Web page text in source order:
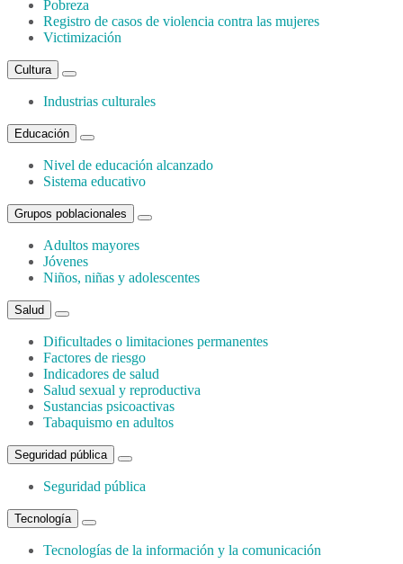
Pobreza
Registro de casos de violencia contra las mujeres
Victimización
Cultura
Industrias culturales
Educación
Nivel de educación alcanzado
Sistema educativo
Grupos poblacionales
Adultos mayores
Jóvenes
Niños, niñas y adolescentes
Salud
Dificultades o limitaciones permanentes
Factores de riesgo
Indicadores de salud
Salud sexual y reproductiva
Sustancias psicoactivas
Tabaquismo en adultos
Seguridad pública
Seguridad pública
Tecnología
Tecnologías de la información y la comunicación